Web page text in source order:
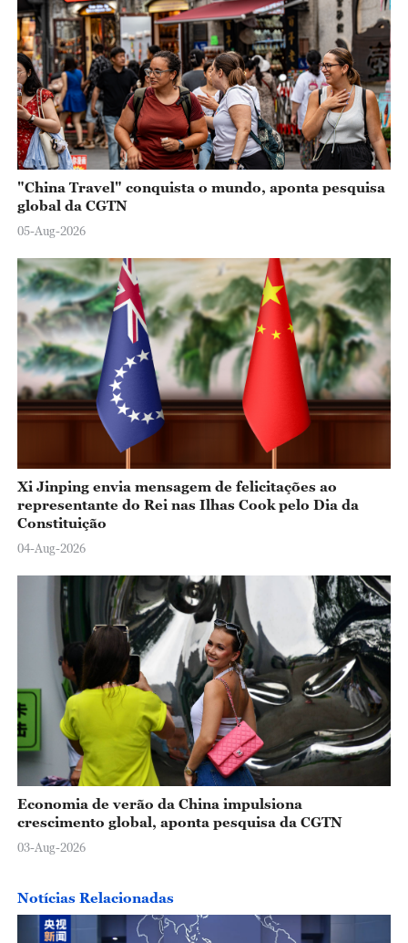
"China Travel" conquista o mundo, aponta pesquisa
global da CGTN
05-Aug-2026
Xi Jinping envia mensagem de felicitações ao
representante do Rei nas Ilhas Cook pelo Dia da
Constituição
04-Aug-2026
Economia de verão da China impulsiona
crescimento global, aponta pesquisa da CGTN
03-Aug-2026
Notícias Relacionadas